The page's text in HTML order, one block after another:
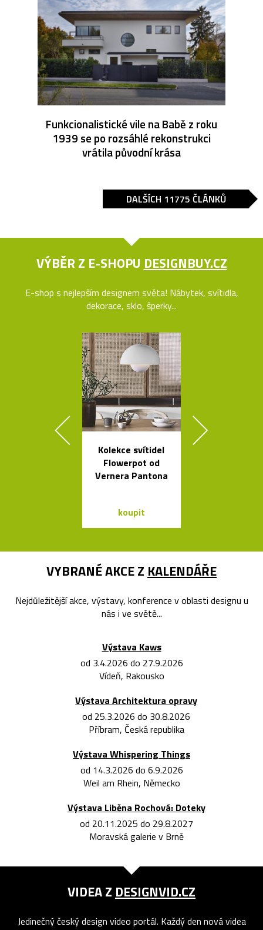
Funkcionalistické vile na Babě z roku
1939 se po rozsáhlé rekonstrukci
vrátila původní krása
DALŠÍCH 11775 ČLÁNKŮ
VÝBĚR Z E-SHOPU DESIGNBUY.CZ
E-shop s nejlepším designem světa! Nábytek, svítidla,
dekorace, sklo, šperky...
Kolekce svítidel
Flowerpot od
Vernera Pantona
koupit
VYBRANÉ AKCE Z KALENDÁŘE
Nejdůležitější akce, výstavy, konference v oblasti designu u
nás i ve světě...
Výstava Kaws
od 3.4.2026 do 27.9.2026
Vídeň, Rakousko
Výstava Architektura opravy
od 25.3.2026 do 30.8.2026
Příbram, Česká republika
Výstava Whispering Things
od 14.3.2026 do 6.9.2026
Weil am Rhein, Německo
Výstava Liběna Rochová: Doteky
od 20.11.2025 do 29.8.2027
Moravská galerie v Brně
VIDEA Z DESIGNVID.CZ
Jedinečný český design video portál. Každý den nová videa